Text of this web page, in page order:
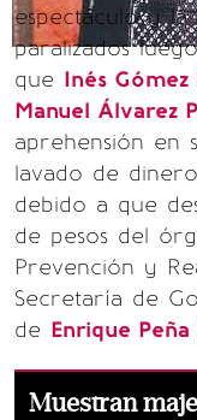
espectáculo y
paralizados
que Inés Gómez
Manuel Álvarez
aprehensión en
lavado de
debido a que
de pesos del
Prevención y
Secretaría de
de Enrique
Muestran